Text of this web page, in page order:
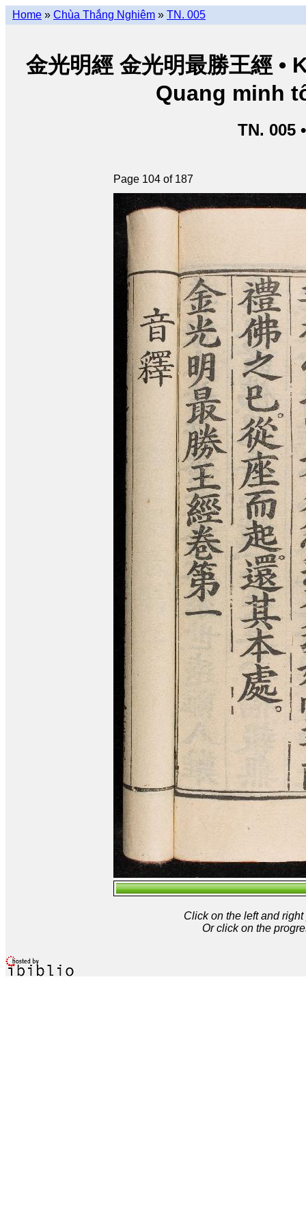
Home » Chùa Thắng Nghiêm » TN. 005
金光明經 金光明最勝王經
Quang minh
TN. 005
Page 104 of 187
Click on the left and
Or click on the